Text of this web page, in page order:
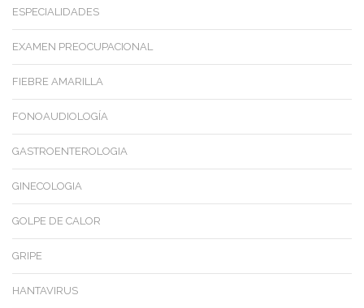
ESPECIALIDADES
EXAMEN PREOCUPACIONAL
FIEBRE AMARILLA
FONOAUDIOLOGÍA
GASTROENTEROLOGIA
GINECOLOGIA
GOLPE DE CALOR
GRIPE
HANTAVIRUS